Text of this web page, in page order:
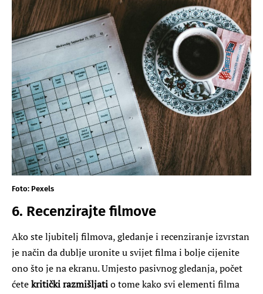
Foto: Pexels
6. Recenzirajte filmove
Ako ste ljubitelj filmova, gledanje i recenziranje izvrstan
je način da dublje uronite u svijet filma i bolje cijenite
ono što je na ekranu. Umjesto pasivnog gledanja, počet
ćetekritički razmišljatio tome kako svi elementi filma